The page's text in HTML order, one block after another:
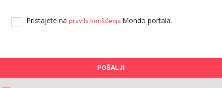
Pristajete na pravila korišćenja Mondo portala.
POŠALJI